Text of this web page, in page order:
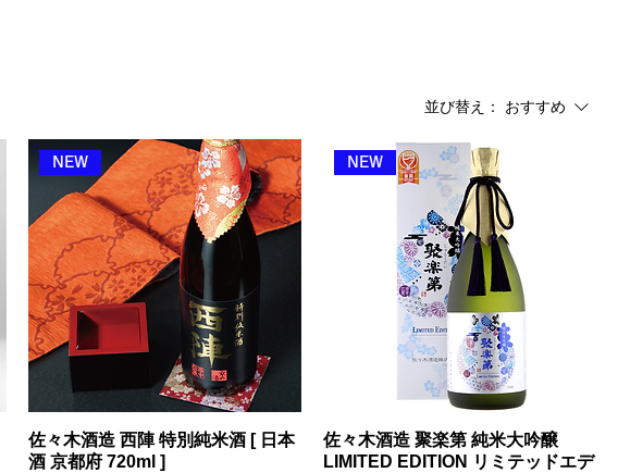
並び替え： おすすめ
NEW
佐々木酒造 西陣 特別純米酒 [ 日本
酒 京都府 720ml ]
NEW
佐々木酒造 聚楽第 純米大吟醸
LIMITED EDITION リミテッドエデ